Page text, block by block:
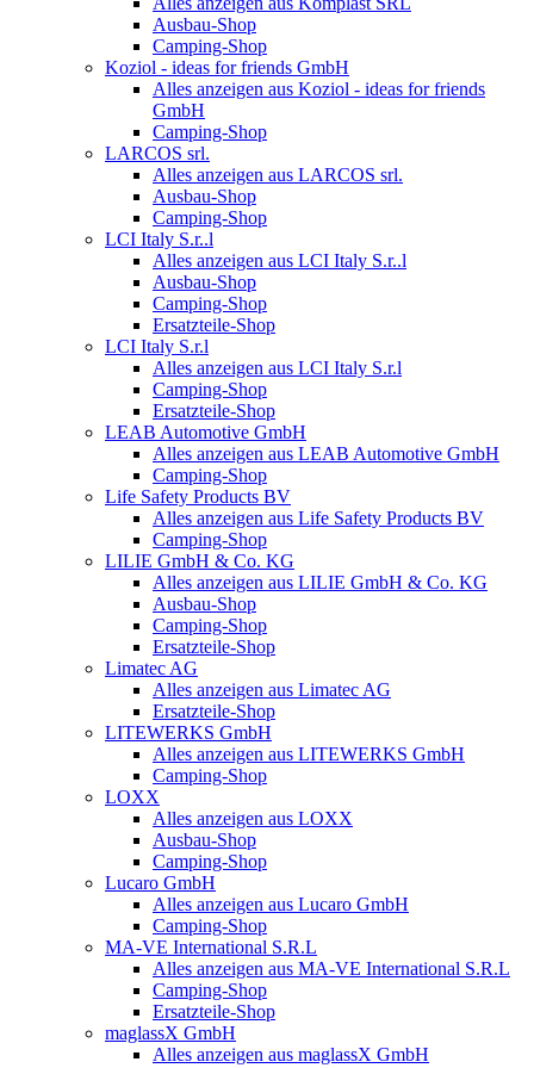
Ausbau-Shop
Camping-Shop
Koziol - ideas for friends GmbH
Alles anzeigen aus Koziol - ideas for friends
GmbH
Camping-Shop
LARCOS srl.
Alles anzeigen aus LARCOS srl.
Ausbau-Shop
Camping-Shop
LCI Italy S.r..l
Alles anzeigen aus LCI Italy S.r..l
Ausbau-Shop
Camping-Shop
Ersatzteile-Shop
LCI Italy S.r.l
Alles anzeigen aus LCI Italy S.r.l
Camping-Shop
Ersatzteile-Shop
LEAB Automotive GmbH
Alles anzeigen aus LEAB Automotive GmbH
Camping-Shop
Life Safety Products BV
Alles anzeigen aus Life Safety Products BV
Camping-Shop
LILIE GmbH & Co. KG
Alles anzeigen aus LILIE GmbH & Co. KG
Ausbau-Shop
Camping-Shop
Ersatzteile-Shop
Limatec AG
Alles anzeigen aus Limatec AG
Ersatzteile-Shop
LITEWERKS GmbH
Alles anzeigen aus LITEWERKS GmbH
Camping-Shop
LOXX
Alles anzeigen aus LOXX
Ausbau-Shop
Camping-Shop
Lucaro GmbH
Alles anzeigen aus Lucaro GmbH
Camping-Shop
MA-VE International S.R.L
Alles anzeigen aus MA-VE International S.R.L
Camping-Shop
Ersatzteile-Shop
maglassX GmbH
Alles anzeigen aus maglassX GmbH